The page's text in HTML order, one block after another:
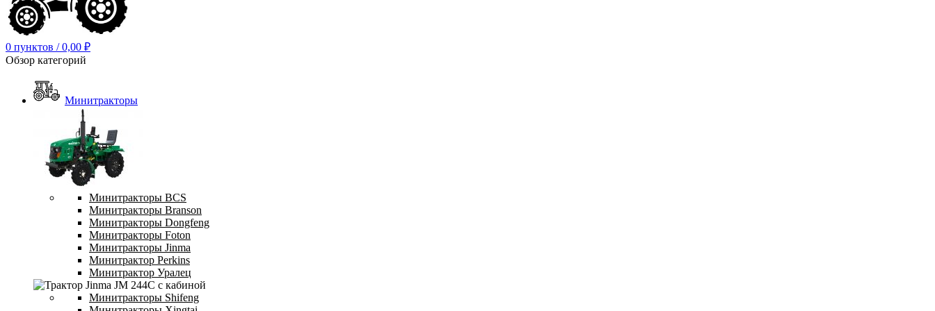
0 пунктов / 0,00 ₽
Обзор категорий
Минитракторы
Минитракторы BCS
Минитракторы Branson
Минитракторы Dongfeng
Минитракторы Foton
Минитракторы Jinma
Минитрактор Perkins
Минитрактор Уралец
Минитракторы Shifeng